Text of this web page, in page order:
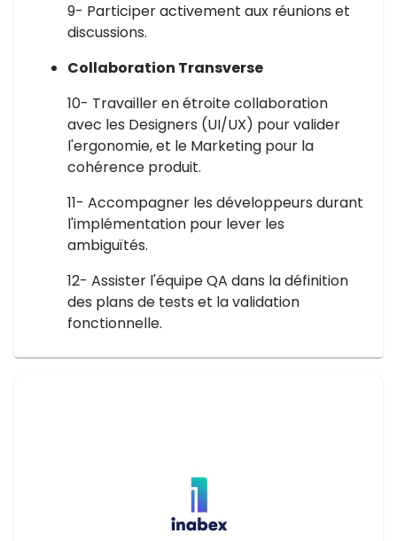
9- Participer activement aux réunions et
discussions.
Collaboration Transverse
10- Travailler en étroite collaboration
avec les Designers (UI/UX) pour valider
l'ergonomie, et le Marketing pour la
cohérence produit.
11- Accompagner les développeurs durant
l'implémentation pour lever les
ambiguïtés.
12- Assister l'équipe QA dans la définition
des plans de tests et la validation
fonctionnelle.